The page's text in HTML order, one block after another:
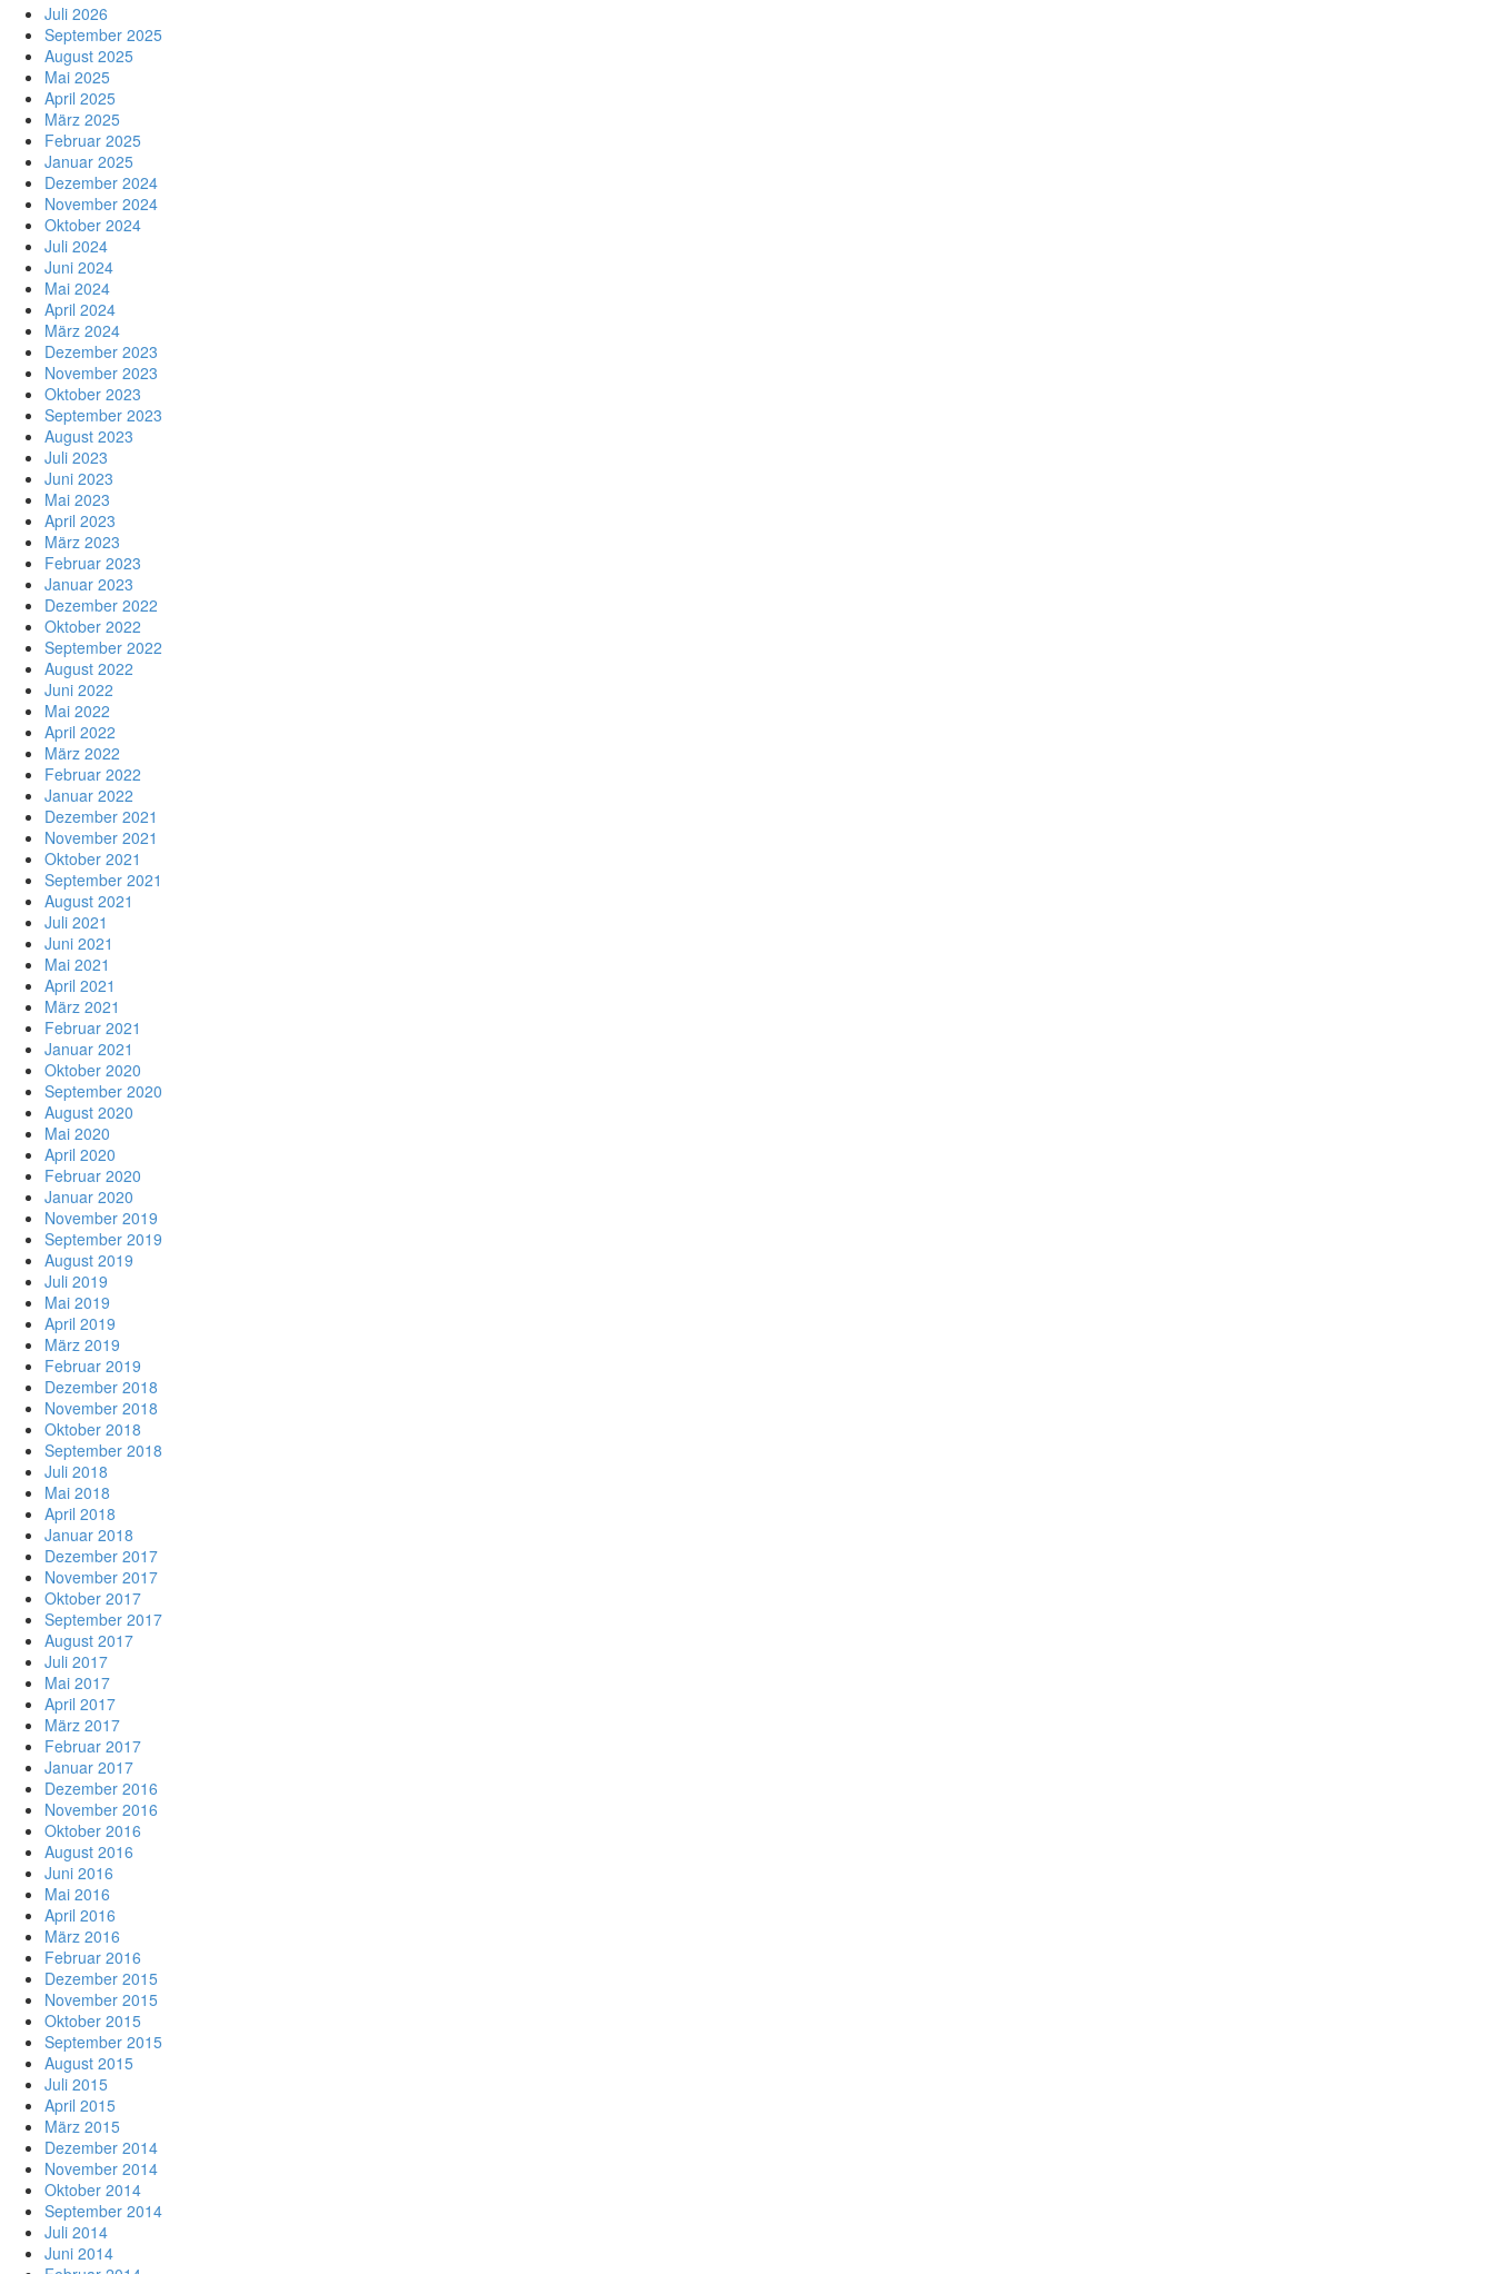
Juli 2026
September 2025
August 2025
Mai 2025
April 2025
März 2025
Februar 2025
Januar 2025
Dezember 2024
November 2024
Oktober 2024
Juli 2024
Juni 2024
Mai 2024
April 2024
März 2024
Dezember 2023
November 2023
Oktober 2023
September 2023
August 2023
Juli 2023
Juni 2023
Mai 2023
April 2023
März 2023
Februar 2023
Januar 2023
Dezember 2022
Oktober 2022
September 2022
August 2022
Juni 2022
Mai 2022
April 2022
März 2022
Februar 2022
Januar 2022
Dezember 2021
November 2021
Oktober 2021
September 2021
August 2021
Juli 2021
Juni 2021
Mai 2021
April 2021
März 2021
Februar 2021
Januar 2021
Oktober 2020
September 2020
August 2020
Mai 2020
April 2020
Februar 2020
Januar 2020
November 2019
September 2019
August 2019
Juli 2019
Mai 2019
April 2019
März 2019
Februar 2019
Dezember 2018
November 2018
Oktober 2018
September 2018
Juli 2018
Mai 2018
April 2018
Januar 2018
Dezember 2017
November 2017
Oktober 2017
September 2017
August 2017
Juli 2017
Mai 2017
April 2017
März 2017
Februar 2017
Januar 2017
Dezember 2016
November 2016
Oktober 2016
August 2016
Juni 2016
Mai 2016
April 2016
März 2016
Februar 2016
Dezember 2015
November 2015
Oktober 2015
September 2015
August 2015
Juli 2015
April 2015
März 2015
Dezember 2014
November 2014
Oktober 2014
September 2014
Juli 2014
Juni 2014